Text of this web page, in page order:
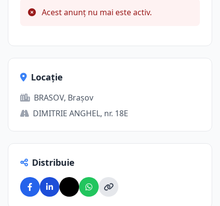
Acest anunț nu mai este activ.
Locație
BRASOV, Brașov
DIMITRIE ANGHEL, nr. 18E
Distribuie